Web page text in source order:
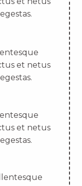
et netus
et netus